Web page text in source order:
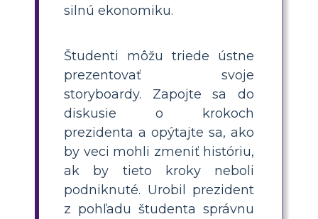
silnú ekonomiku.
Študenti môžu triede ústne
prezentovať svoje
storyboardy. Zapojte sa do
diskusie o krokoch
prezidenta a opýtajte sa, ako
by veci mohli zmeniť históriu,
ak by tieto kroky neboli
podniknuté. Urobil prezident
z pohľadu študenta správnu